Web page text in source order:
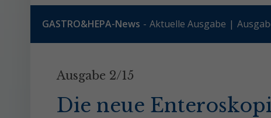
GASTRO&HEPA-News Aktuelle Ausgabe
Ausgabe 2/15
Die neue